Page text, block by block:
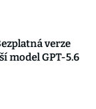
verze
model GPT-5.6